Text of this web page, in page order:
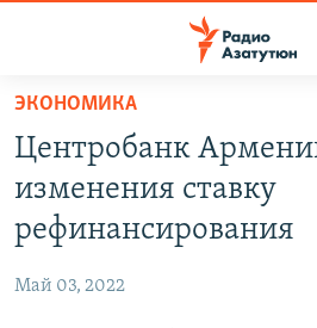
Перейти
основному
содержанию
Перейти
основной
НОВОСТИ
ПОЛИТИКА
ЭКОНОМИКА
ЭКОНОМИКА
Центробанк
изменения ставку
рефинансирования
Май 03, 2022